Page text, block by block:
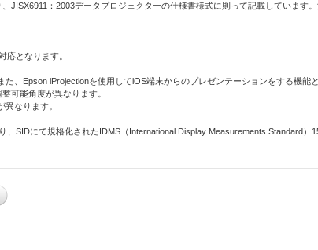
JISX6911：2003データプロジェクターの仕様書様式に則って記載しています
応となります。
た、Epson iProjectionを使用してiOS端末からのプレゼンテーションをする機能
可能角度が異なります。
異なります。
、SIDにて規格化されたIDMS（International Display Measurements Standard）